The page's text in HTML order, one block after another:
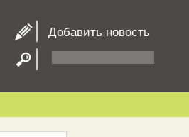
Добавить новость